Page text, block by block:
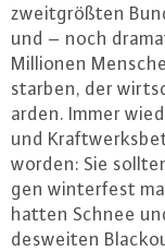
zweit­größ­ten
und – noch
Millionen
starben, der
ar­den. Immer
und
worden: Sie
gen win­ter­fest
hatten Schnee
des­wei­ten